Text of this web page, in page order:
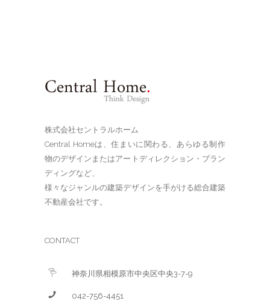
株式会社セントラルホーム
Central Homeは、住まいに関わる、あらゆる制作
物のデザインまたはアートディレクション・ブラン
ディングなど、
様々なジャンルの建築デザインを手がける総合建築
不動産会社です。
CONTACT
神奈川県相模原市中央区中央3-7-9
042-756-4451